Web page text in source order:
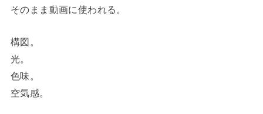
そのまま動画に使われる。
構図。
光。
色味。
空気感。